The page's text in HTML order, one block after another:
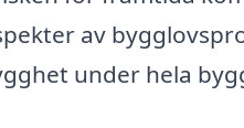
av
under hela